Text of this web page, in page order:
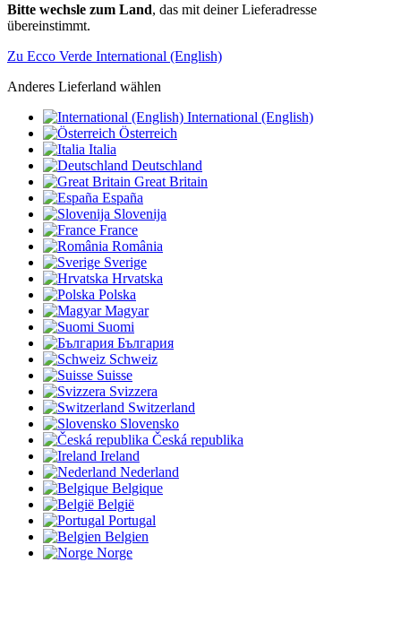
Bitte wechsle zum Land, das mit deiner Lieferadresse
übereinstimmt.
Zu Ecco Verde International (English)
Anderes Lieferland wählen
International (English)
Österreich
Italia
Deutschland
Great Britain
España
Slovenija
France
România
Sverige
Hrvatska
Polska
Magyar
Suomi
България
Schweiz
Suisse
Svizzera
Switzerland
Slovensko
Česká republika
Ireland
Nederland
Belgique
België
Portugal
Belgien
Norge